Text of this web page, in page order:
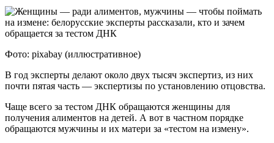
Фото: pixabay (иллюстративное)
В год эксперты делают около двух тысяч экспертиз, из них
почти пятая часть — экспертизы по установлению отцовства.
Чаще всего за тестом ДНК обращаются женщины для
получения алиментов на детей. А вот в частном порядке
обращаются мужчины и их матери за «тестом на измену».